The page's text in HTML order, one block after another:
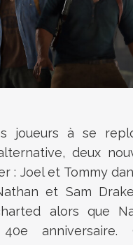
joueurs à se
deux
: Joel et Tommy
et Sam
alors que
anniversaire.